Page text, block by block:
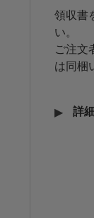
領収書
い。
ご注文
は同梱
詳